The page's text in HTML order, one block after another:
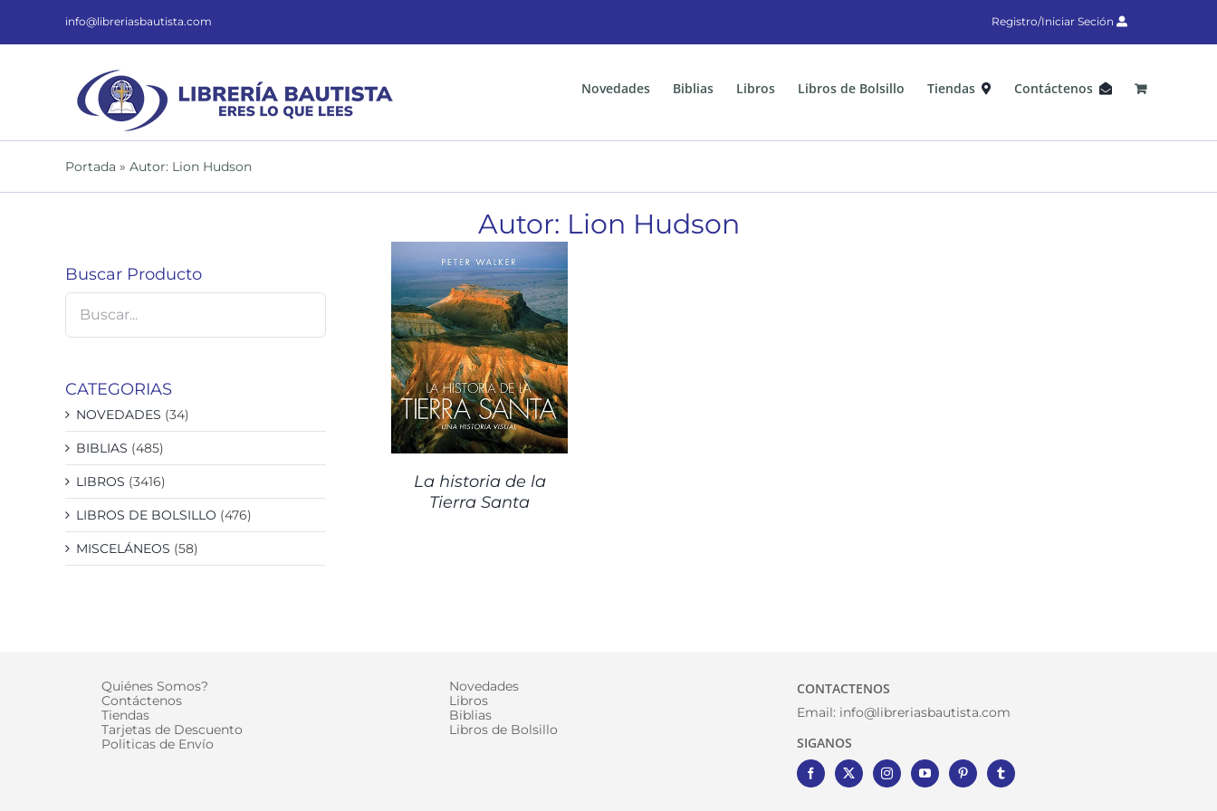
info@libreriasbautista.com Registro/Iniciar Seción
Novedades Biblias Libros Libros de Bolsillo Tiendas Contáctenos
Portada » Autor: Lion Hudson
Autor: Lion Hudson
La historia de la
Tierra Santa
Buscar Producto
CATEGORIAS
NOVEDADES (34)
BIBLIAS (485)
LIBROS (3416)
LIBROS DE BOLSILLO (476)
MISCELÁNEOS (58)
Quiénes Somos?
Contáctenos
Tiendas
Tarjetas de Descuento
Politicas de Envío
Novedades
Libros
Biblias
Libros de Bolsillo
CONTACTENOS
Email: info@libreriasbautista.com
SIGANOS